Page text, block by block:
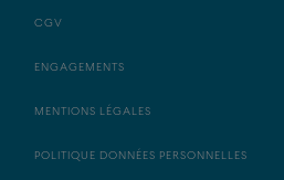
CGV
ENGAGEMENTS
MENTIONS LÉGALES
POLITIQUE DONNÉES PERSONNELLES